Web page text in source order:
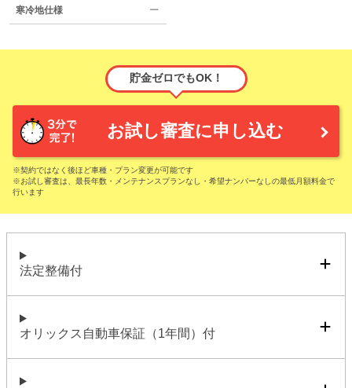
寒冷地仕様 ー
貯金ゼロでもOK！
お試し審査に申し込む
※契約ではなく後ほど車種・プラン変更が可能です
※お試し審査は、最長年数・メンテナンスプランなし・希望ナンバーなしの最低月額料金で
行います
法定整備付
オリックス自動車保証（1年間）付